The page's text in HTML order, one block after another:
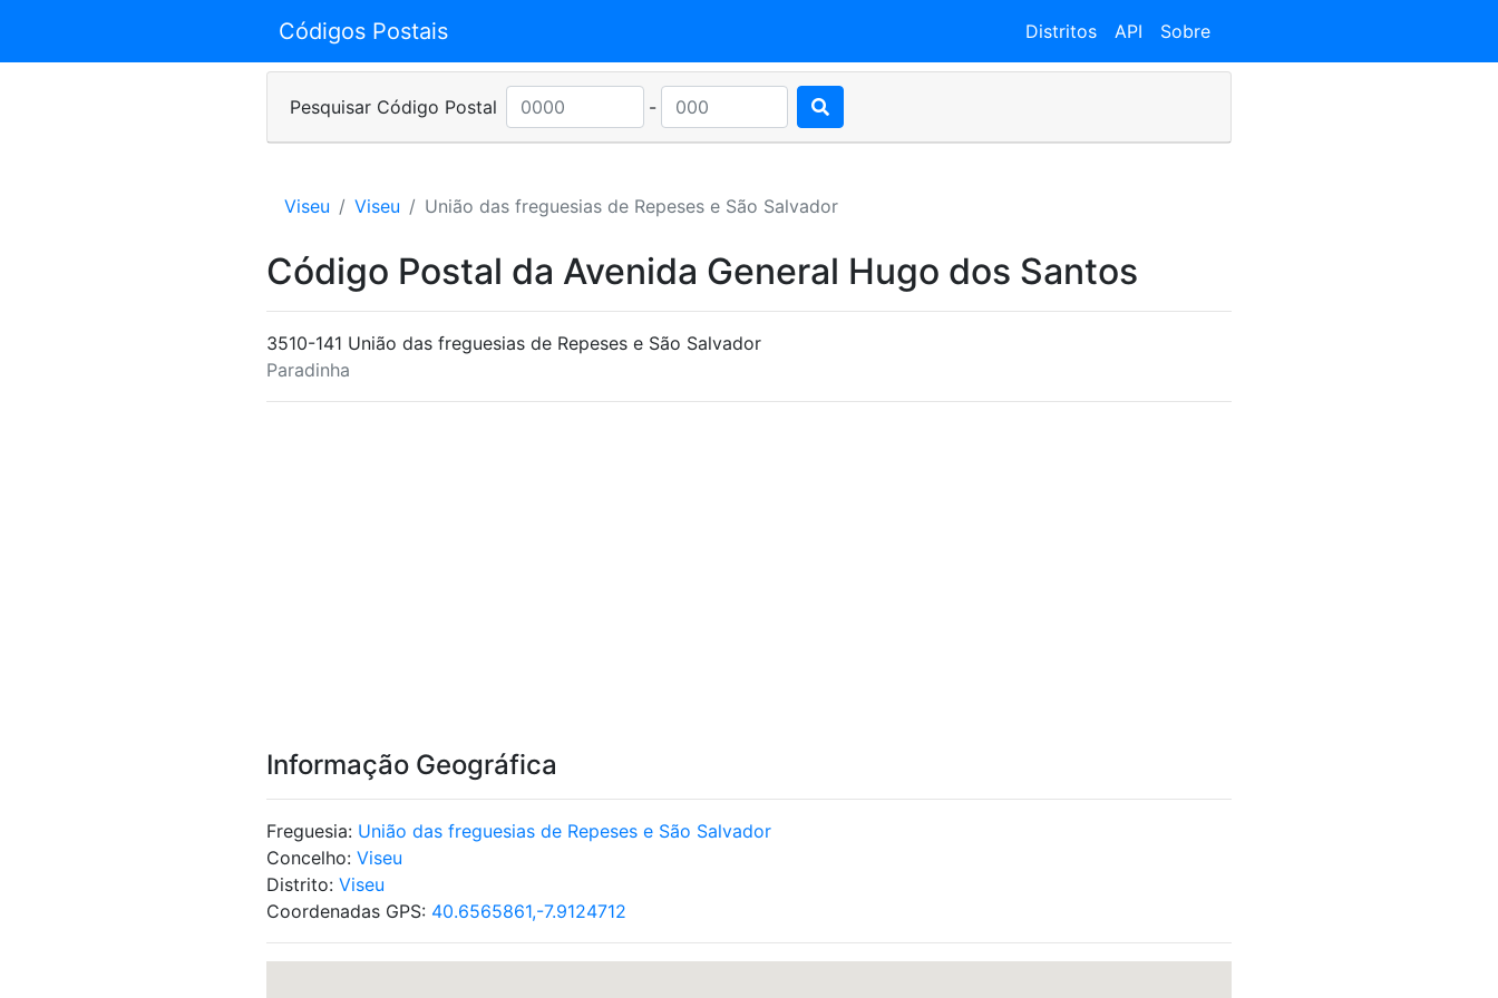
Códigos Postais Distritos API Sobre
Pesquisar Código Postal -
Viseu Viseu União das freguesias de Repeses e São Salvador
Código Postal da Avenida General Hugo dos Santos
3510-141 União das freguesias de Repeses e São Salvador
Paradinha
Informação Geográfica
Freguesia: União das freguesias de Repeses e São Salvador
Concelho: Viseu
Distrito: Viseu
Coordenadas GPS: 40.6565861,-7.9124712